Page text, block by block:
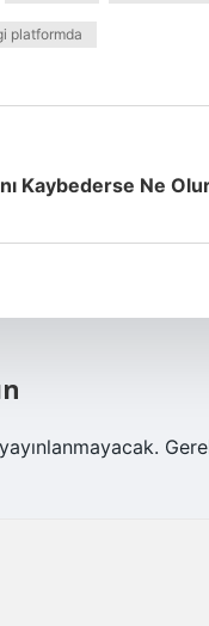
platformda
Kaybederse Ne